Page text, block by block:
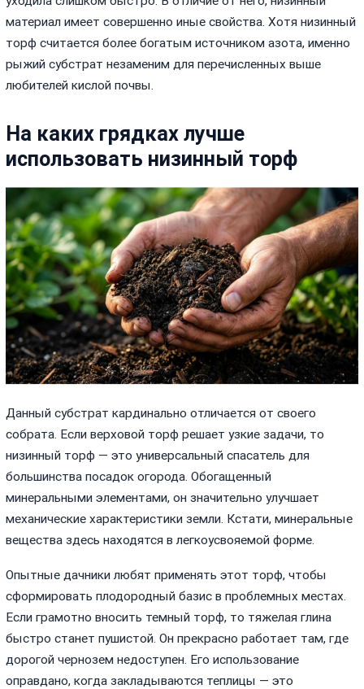
материал имеет совершенно иные свойства. Хотя низинный
торф считается более богатым источником азота, именно
рыжий субстрат незаменим для перечисленных выше
любителей кислой почвы.
На каких грядках лучше
использовать низинный торф
Данный субстрат кардинально отличается от своего
собрата. Если верховой торф решает узкие задачи, то
низинный торф — это универсальный спасатель для
большинства посадок огорода. Обогащенный
минеральными элементами, он значительно улучшает
механические характеристики земли. Кстати, минеральные
вещества здесь находятся в легкоусвояемой форме.
Опытные дачники любят применять этот торф, чтобы
сформировать плодородный базис в проблемных местах.
Если грамотно вносить темный торф, то тяжелая глина
быстро станет пушистой. Он прекрасно работает там, где
дорогой чернозем недоступен. Его использование
оправдано, когда закладываются теплицы — это